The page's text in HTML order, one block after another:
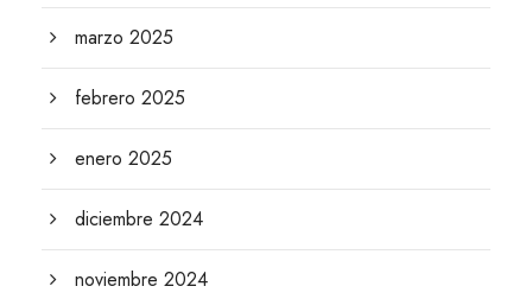
marzo 2025
febrero 2025
enero 2025
diciembre 2024
noviembre 2024